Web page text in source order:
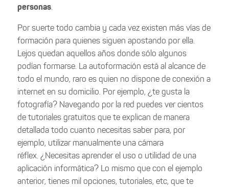
personas.
Por suerte todo cambia y cada vez existen más vías de
formación para quienes siguen apostando por ella.
Lejos quedan aquellos años donde sólo algunos
podían formarse. La autoformación está al alcance de
todo el mundo, raro es quien no dispone de conexión a
internet en su domicilio. Por ejemplo, ¿te gusta la
fotografía? Navegando por la red puedes ver cientos
de tutoriales gratuitos que te explican de manera
detallada todo cuanto necesitas saber para, por
ejemplo, utilizar manualmente una cámara
réflex. ¿Necesitas aprender el uso o utilidad de una
aplicación informática? Lo mismo que con el ejemplo
anterior, tienes mil opciones, tutoriales, etc, que te